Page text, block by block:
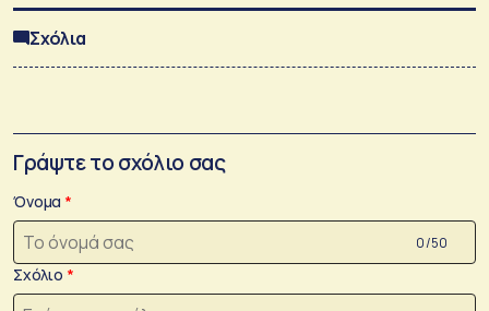
Σχόλια
Γράψτε το σχόλιο σας
Όνομα
0 /50
Σχόλιο